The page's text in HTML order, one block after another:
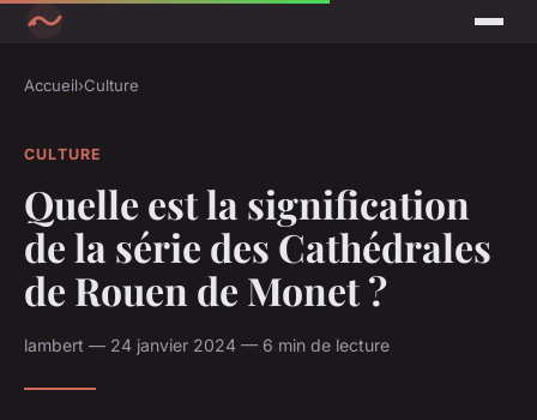
Accueil›Culture
CULTURE
Quelle est la signification
de la série des Cathédrales
de Rouen de Monet ?
lambert — 24 janvier 2024 — 6 min de lecture